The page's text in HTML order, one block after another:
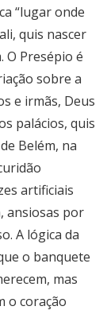
“lugar onde
quis nascer
O Presépio é
sobre a
e irmãs, Deus
palácios, quis
Belém, na
artificiais
ansiosas por
A lógica da
o banquete
mas
o coração